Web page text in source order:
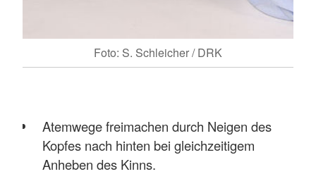
Foto: S. Schleicher / DRK
Atemwege freimachen durch Neigen des
Kopfes nach hinten bei gleichzeitigem
Anheben des Kinns.